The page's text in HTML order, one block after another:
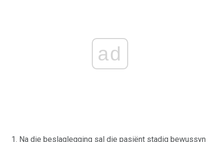
ad
Na die beslaglegging sal die pasiënt stadig bewussyn